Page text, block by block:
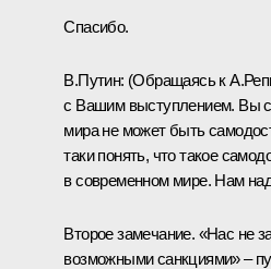
Спасибо.
В.Путин: (Обращаясь к
с Вашим выступлением. Вы
мира не может быть
таки понять, что такое
в современном мире. Нам
Второе замечание. «Нас не
возможными санкциями» –